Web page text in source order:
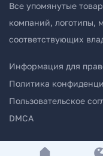
Все упомянутые
компаний, логотипы,
соответствующих
Информация для
Политика
Пользовательское
DMCA